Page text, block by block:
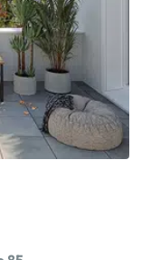
de vie
profiter
Prestations
placards
sur-mesure,
volets roulants
le plus GIBOIRE
s'engage en
à 5
(Garantie
neuf >>